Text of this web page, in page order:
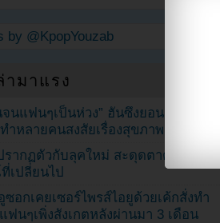
by @KpopYouzab
ามาแรง
นแฟนๆเป็นห่วง” ฮันซึงยอนเผยภาพ
ำหลายคนสงสัยเรื่องสุขภาพ
รากฏตัวกับลุคใหม่ สะดุดตาด้วยภาพ
เปลี่ยนไป
อกเคยเซอร์ไพรส์ไอยูด้วยเค้กสั่งทำ
ฟนๆเพิ่งสังเกตหลังผ่านมา 3 เดือน